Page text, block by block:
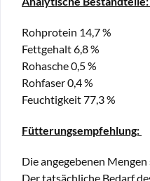
Rohprotein 14,7 %
Fettgehalt6,8 %
Rohasche0,5 %
Rohfaser0,4 %
Feuchtigkeit77,3 %
Fütterungsempfehlung:
Die angegebenen
Der tatsächliche Bedarf